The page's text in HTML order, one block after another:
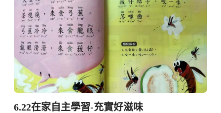
6.22在家自主學習-充實好滋味